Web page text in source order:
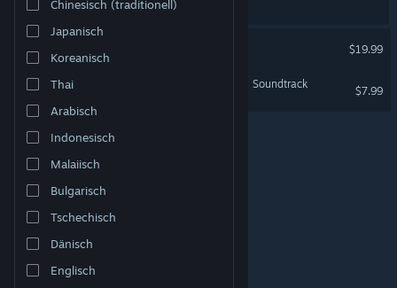
Sprache ändern
Steam-Mobile-App herunterladen
Desktopversion anzeigen
Chinesisch (traditionell)
Japanisch
Koreanisch
Thai
Arabisch
Indonesisch
Malaiisch
Bulgarisch
Tschechisch
Dänisch
Englisch
2 Ergebnisse entsprechen Ihrer Suche.
$19.99
Superliminal Double-Album Soundtrack
$7.99